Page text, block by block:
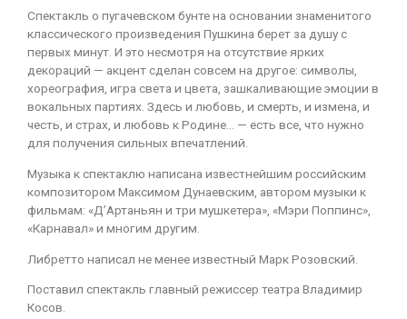
Спектакль о пугачевском бунте на основании знаменитого
классического произведения Пушкина берет за душу с
первых минут. И это несмотря на отсутствие ярких
декораций — акцент сделан совсем на другое: символы,
хореография, игра света и цвета, зашкаливающие эмоции в
вокальных партиях. Здесь и любовь, и смерть, и измена, и
честь, и страх, и любовь к Родине… — есть все, что нужно
для получения сильных впечатлений.
Музыка к спектаклю написана известнейшим российским
композитором Максимом Дунаевским, автором музыки к
фильмам: «Д’Артаньян и три мушкетера», «Мэри Поппинс»,
«Карнавал» и многим другим.
Либретто написал не менее известный Марк Розовский.
Поставил спектакль главный режиссер театра Владимир
Косов.